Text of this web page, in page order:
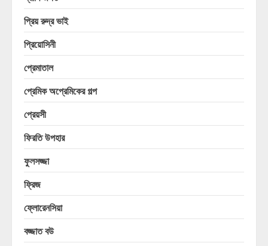
প্রিয় রুদ্র ভাই
প্রিয়োসিনী
প্রেমাতাল
প্রেমিক অপ্রেমিকের গল্প
প্রেয়সী
ফিরতি উপহার
ফুলসজ্জা
ফ্রিজ
ফ্লোরেনসিয়া
বজ্জাত বউ